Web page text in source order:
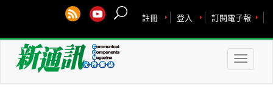
訂閱電子報
登入
註冊
Toggle